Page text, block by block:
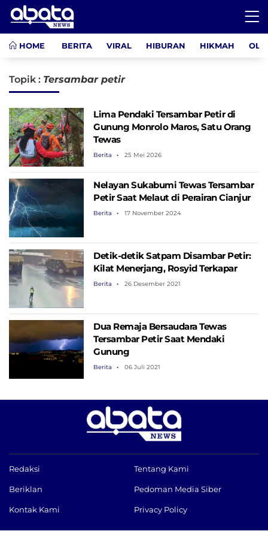
HOME BERITA VIRAL HIBURAN HIKMAH
Topik : Tersambar petir
Lima Pendaki Tersambar Petir di
Gunung Monrolo Maros, Satu Orang
Tewas
Berita 25 Mei 2026
Nelayan Sukabumi Tewas Tersambar
Petir Saat Melaut di Perairan Cianjur
Berita 17 November 2024
Detik-detik Satpam Disambar Petir:
Kilat Menerjang, Rosyid Terkapar
Berita 26 Desember 2021
Dua Remaja Bersaudara Tewas
Tersambar Petir Saat Mendaki
Gunung
Berita 06 Juli 2021
Redaksi Tentang Kami
Beriklan Pedoman Media Siber
Kontak Kami Privacy Policy